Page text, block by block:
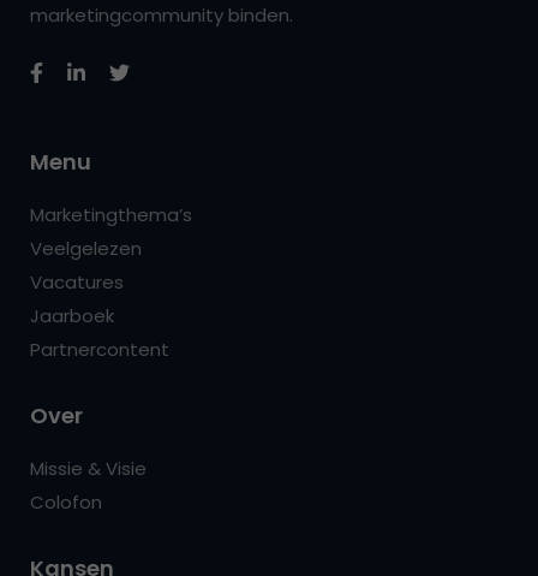
marketingcommunity binden.
Menu
Marketingthema’s
Veelgelezen
Vacatures
Jaarboek
Partnercontent
Over
Missie & Visie
Colofon
Kansen